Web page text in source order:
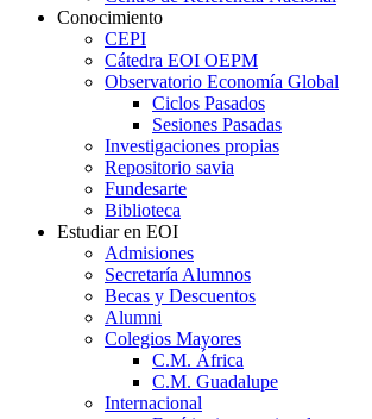
Conocimiento
CEPI
Cátedra EOI OEPM
Observatorio Economía Global
Ciclos Pasados
Sesiones Pasadas
Investigaciones propias
Repositorio savia
Fundesarte
Biblioteca
Estudiar en EOI
Admisiones
Secretaría Alumnos
Becas y Descuentos
Alumni
Colegios Mayores
C.M. África
C.M. Guadalupe
Internacional